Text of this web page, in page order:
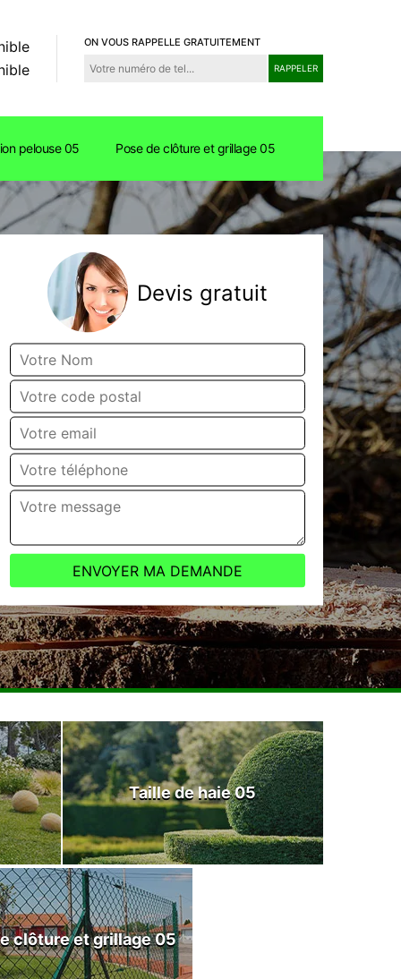
ON VOUS RAPPELLE GRATUITEMENT
pelouse 05 Pose de clôture et grillage 05
Devis gratuit
Taille de haie 05
clôture et grillage 05